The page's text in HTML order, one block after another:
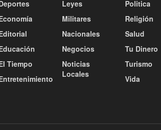
Tiempo
Leyes
Militares
Nacionales
Negocios
Noticias
Locales
Politica
Religión
Salud
Tu Dinero
Turismo
Vida